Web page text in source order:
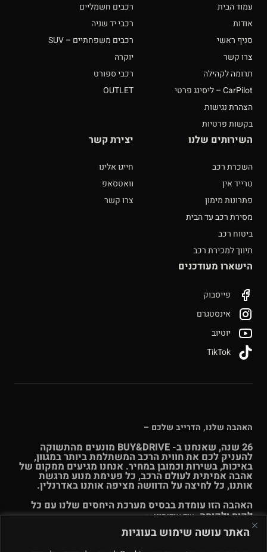
האתר עושה שימוש בעוגיות
עמוד הבית
אודות
סניף ראשי
צרו קשר
תרומה לקהילה
CarPilot – ליסינג פרטי
הצהרת נגישות
בקשות פרטיות
רכבים חשמליים
רכבי יד שניה
רכבים משפחתיים – SUV
יוקרה
רכבי ספורט
OUTLET
השירותים שלנו
השכרת רכב
טרייד אין
פתרונות מימון
מסירת רכב עד הבית
ביטוח רכב
תיווך למכירת רכב
יצירת קשר
חייגו אלינו
וואטסאפ
צרו קשר
הישארו מעודכנים
פייסבוק
אינסטגרם
יוטיוב
האהבה שלנו, הדרייב שלכם –
26 שנה, שאנחנו ב- BUY&DRIVE מונעים מהתשוקה
להעניק לכם את חווית הרכב המשתלמת ביותר במגוון,
באיכות, בשירות וכמובן במחיר. אנחנו מגיעים ממקום של
אהבה אמיתית לעולם הרכב, כל פעימת מנוע מרגשת
אותנו, כל לחיצה על הדוושה מציפה אותנו באדרנלין.
האהבה הזו עומדת בבסיס מערכת היחסים שלנו עם כל
לקוח ולקוחה.עוד אודותינו >>